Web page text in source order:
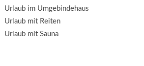
Urlaub im Umgebindehaus
Urlaub mit Reiten
Urlaub mit Sauna